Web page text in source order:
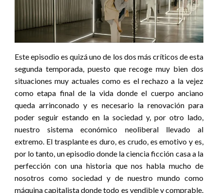
Este episodio es quizá uno de los dos más críticos de esta
segunda temporada, puesto que recoge muy bien dos
situaciones muy actuales como es el rechazo a la vejez
como etapa final de la vida donde el cuerpo anciano
queda arrinconado y es necesario la renovación para
poder seguir estando en la sociedad y, por otro lado,
nuestro sistema económico neoliberal llevado al
extremo. El trasplante es duro, es crudo, es emotivo y es,
por lo tanto, un episodio donde la ciencia ficción casa a la
perfección con una historia que nos habla mucho de
nosotros como sociedad y de nuestro mundo como
máquina capitalista donde todo es vendible y comprable.